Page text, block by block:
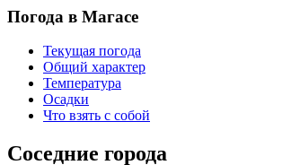
Погода в Магасе
Текущая погода
Общий характер
Температура
Осадки
Что взять с собой
Соседние города